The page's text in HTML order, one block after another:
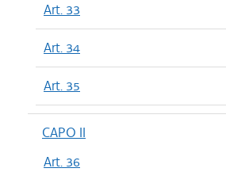
Art. 33
Art. 34
Art. 35
CAPO II
Art. 36